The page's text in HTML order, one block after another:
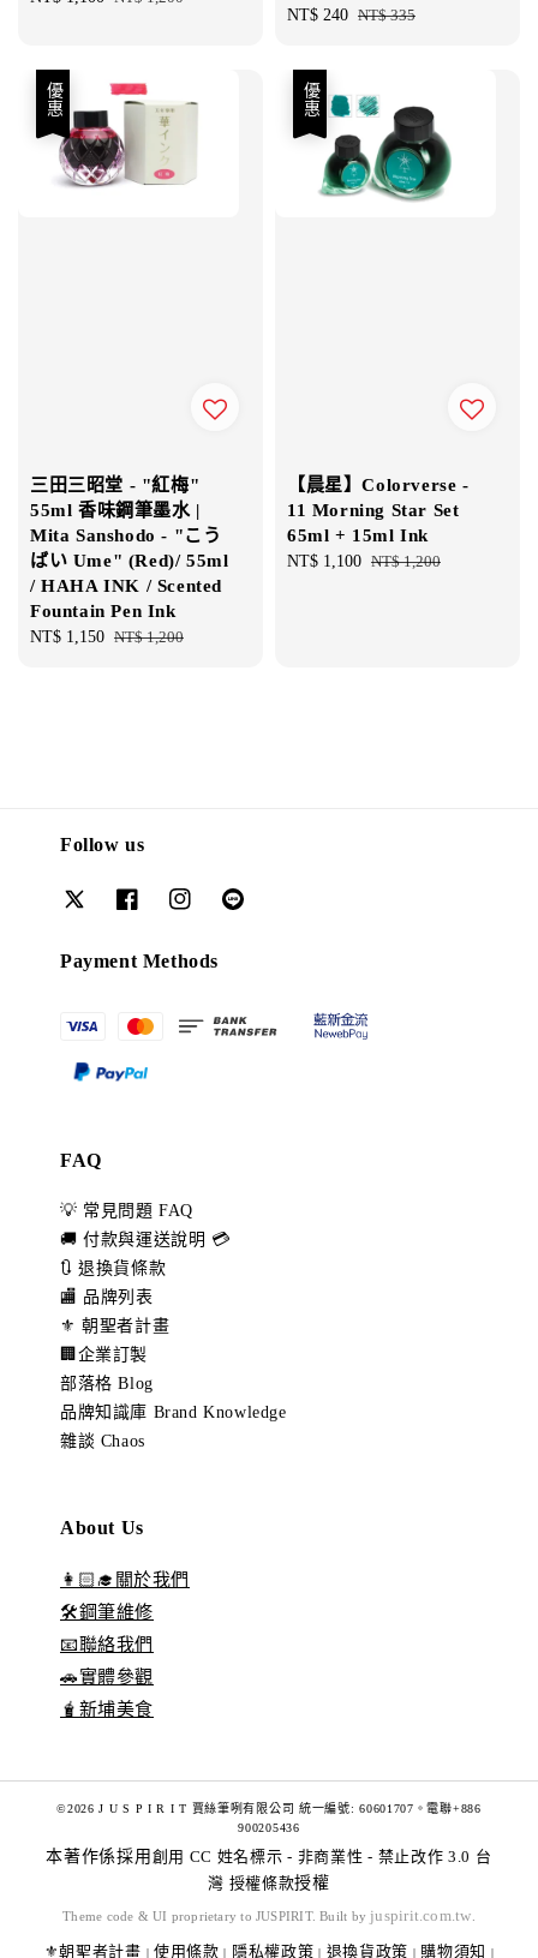
Sale
NT$ 240 Regular
NT$ 335
優惠
三田三昭堂 - "紅梅"
55ml 香味鋼筆墨水 |
Mita Sanshodo - "こう
ばい Ume" (Red)/ 55ml
/ HAHA INK / Scented
Fountain Pen Ink
Sale
NT$ 1,150 Regular
NT$ 1,200
優惠
【晨星】Colorverse -
11 Morning Star Set
65ml + 15ml Ink
Sale
NT$ 1,100 Regular
NT$ 1,200
Follow us
Payment Methods
FAQ
💡 常見問題 FAQ
🚚 付款與運送說明 💳
🔃 退換貨條款
🏬 品牌列表
⚜️ 朝聖者計畫
🏢企業訂製
部落格 Blog
品牌知識庫 Brand Knowledge
雜談 Chaos
About Us
👩🏻‍🎓關於我們
🛠️鋼筆維修
📧聯絡我們
🚗實體參觀
🧋新埔美食
©2026 J U S P I R I T 賈絲筆咧有限公司 統一編號: 60601707。電聯+886
900205436
本著作係採用 創用 CC 姓名標示 - 非商業性 - 禁止改作 3.0 台
灣 授權條款授權
Theme code & UI proprietary to JUSPIRIT. Built by juspirit.com.tw
⚜️朝聖者計畫 | 使用條款 | 隱私權政策 | 退換貨政策 | 購物須知 |